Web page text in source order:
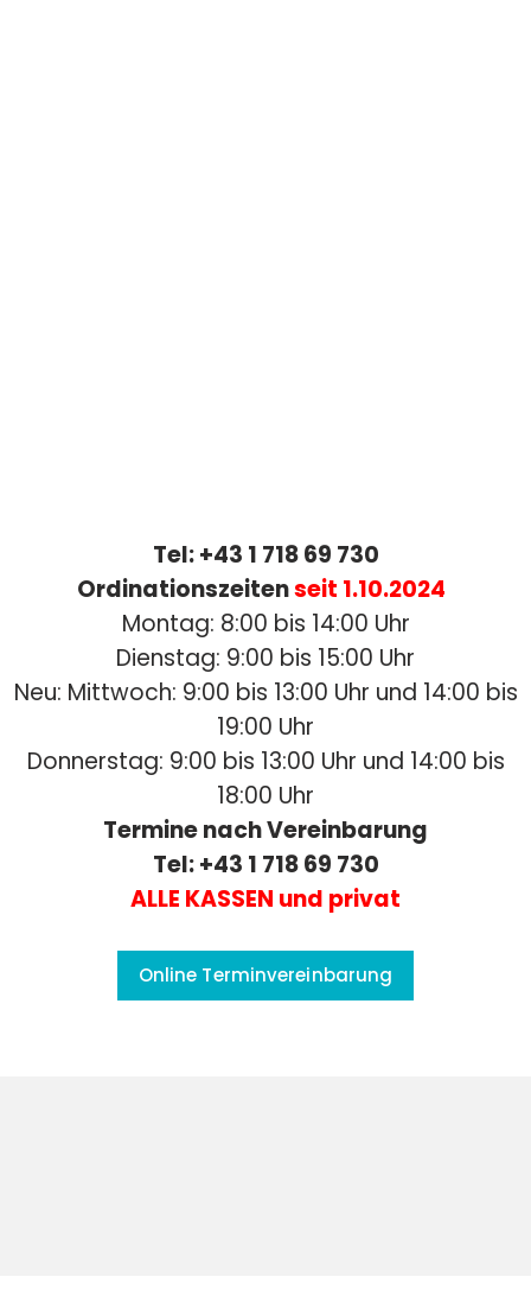
Tel: +43 1 718 69 730
Ordinationszeitenseit 1.10.2024
Montag: 8:00 bis 14:00 Uhr
Dienstag: 9:00 bis 15:00 Uhr
Neu: Mittwoch: 9:00 bis 13:00 Uhr und 14:00 bis
19:00 Uhr
Donnerstag: 9:00 bis 13:00 Uhr und 14:00 bis
18:00 Uhr
Termine nach Vereinbarung
Tel: +43 1 718 69 730
ALLE KASSEN und privat
Online Terminvereinbarung